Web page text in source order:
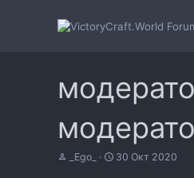
_Ego_
Д
30 Окт 2020